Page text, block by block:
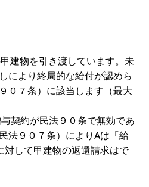
建物を引き渡しています。未
により終局的な給付が認めら
０７条）に該当します（最大
契約が民法９０条で無効であ
法９０７条）によりAは「給
対して甲建物の返還請求はで